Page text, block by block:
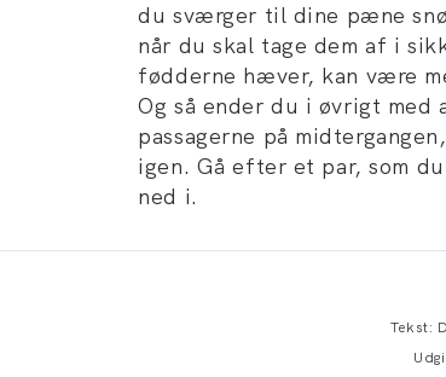
du sværger til dine pæne
når du skal tage dem af i
fødderne hæver, kan være
Og så ender du i øvrigt
passagerne på
igen. Gå efter et par, som
ned i.
Tekst: